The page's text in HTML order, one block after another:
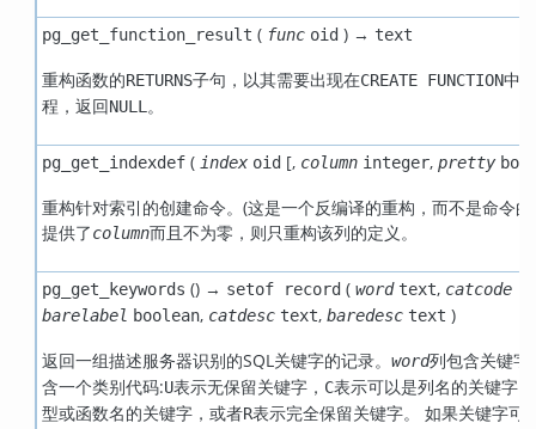
pg_get_function_result ( func oid) → text
重构函数的RETURNS子句，以其需要出现在CREATE FUNCTION中
程，返回NULL。
pg_get_indexdef( index oid[, column integer, pretty
重构针对索引的创建命令。(这是一个反编译的重构，而不是命令
提供了column而且不为零，则只重构该列的定义。
pg_get_keywords () → setof record( word text, catcode
barelabel boolean, catdesc text, baredesc text )
返回一组描述服务器识别的SQL关键字的记录。 word列包含关键
含一个类别代码:U表示无保留关键字， C表示可以是列名的关键字，
型或函数名的关键字，或者R表示完全保留关键字。 如果关键字可